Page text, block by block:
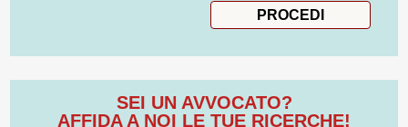
SEI UN AVVOCATO?
AFFIDA A NOI LE TUE RICERCHE!